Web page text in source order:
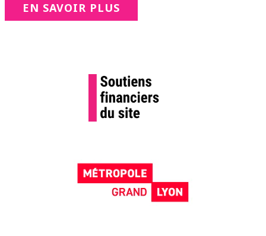
EN SAVOIR PLUS